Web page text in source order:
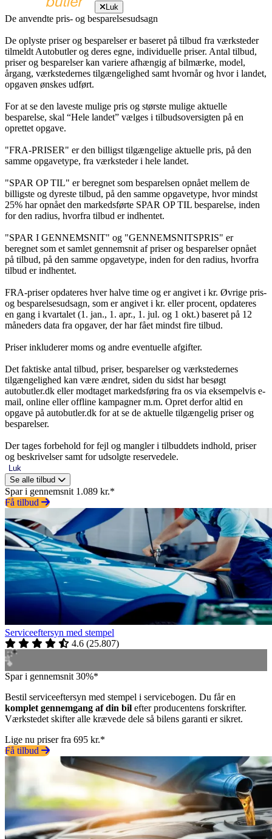
Luk
De anvendte pris- og besparelsesudsagn
De oplyste priser og besparelser er baseret på tilbud fra værksteder
tilmeldt Autobutler og deres egne, individuelle priser. Antal tilbud,
priser og besparelser kan variere afhængig af bilmærke, model,
årgang, værkstedernes tilgængelighed samt hvornår og hvor i landet,
opgaven ønskes udført.
For at se den laveste mulige pris og største mulige aktuelle
besparelse, skal “Hele landet” vælges i tilbudsoversigten på en
oprettet opgave.
"FRA-PRISER" er den billigst tilgængelige aktuelle pris, på den
samme opgavetype, fra værksteder i hele landet.
"SPAR OP TIL" er beregnet som besparelsen opnået mellem de
billigste og dyreste tilbud, på den samme opgavetype, hvor mindst
25% har opnået den markedsførte SPAR OP TIL besparelse, inden
for den radius, hvorfra tilbud er indhentet.
"SPAR I GENNEMSNIT" og "GENNEMSNITSPRIS" er
beregnet som et samlet gennemsnit af priser og besparelser opnået
på tilbud, på den samme opgavetype, inden for den radius, hvorfra
tilbud er indhentet.
FRA-priser opdateres hver halve time og er angivet i kr. Øvrige pris-
og besparelsesudsagn, som er angivet i kr. eller procent, opdateres
en gang i kvartalet (1. jan., 1. apr., 1. jul. og 1 okt.) baseret på 12
måneders data fra opgaver, der har fået mindst fire tilbud.
Priser inkluderer moms og andre eventuelle afgifter.
Det faktiske antal tilbud, priser, besparelser og værkstedernes
tilgængelighed kan være ændret, siden du sidst har besøgt
autobutler.dk eller modtaget markedsføring fra os via eksempelvis e-
mail, online eller offline kampagner m.m. Opret derfor altid en
opgave på autobutler.dk for at se de aktuelle tilgængelig priser og
besparelser.
Der tages forbehold for fejl og mangler i tilbuddets indhold, priser
og beskrivelser samt for udsolgte reservedele.
Luk
Se alle tilbud
Spar i gennemsnit 1.089 kr.*
Få tilbud
Serviceeftersyn med stempel
4.6 (25.807)
Spar i gennemsnit 30%*
Bestil serviceeftersyn med stempel i servicebogen. Du får en
komplet gennemgang af din bil efter producentens forskrifter.
Værkstedet skifter alle krævede dele så bilens garanti er sikret.
Lige nu priser fra 695 kr.*
Få tilbud